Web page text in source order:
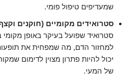
שמעדיפים טיפול פומי.
סטרואידים מקומיים (חוקנים
סטרואיד שפועל בעיקר באופן
למחזור הדם, מה שמפחית את
יכול להיות פתרון מצוין לדימום
של המעי.